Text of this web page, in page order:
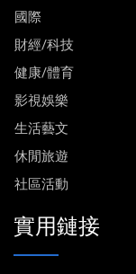
國際
財經/科技
健康/體育
影視娛樂
生活藝文
休閒旅遊
社區活動
實用鏈接